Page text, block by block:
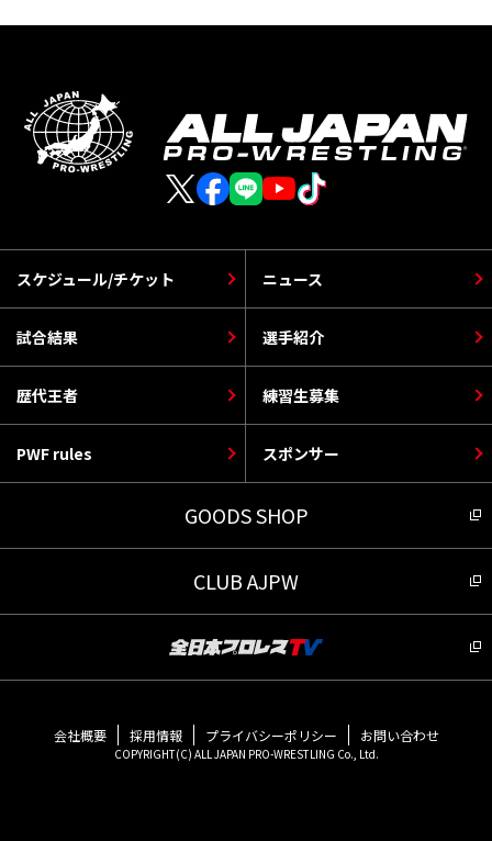
スケジュール/チケット
選手紹介
PWF rules
ニュース
歴代王者
スポンサー
試合結果
練習生募集
GOODS SHOP
CLUB AJPW
会社概要 採用情報 プライバシーポリシー お問い合わせ
COPYRIGHT(C) ALL JAPAN PRO-WRESTLING Co., Ltd.